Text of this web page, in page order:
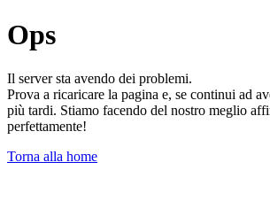
Ops
Il server sta avendo dei problemi.
Prova a ricaricare la pagina e, se continui ad
più tardi. Stiamo facendo del nostro meglio
perfettamente!
Torna alla home